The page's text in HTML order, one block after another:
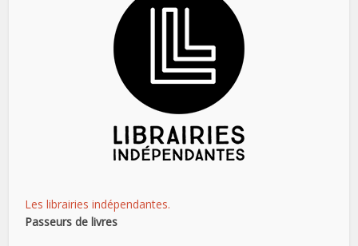
Les librairies indépendantes.
Passeurs de livres